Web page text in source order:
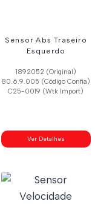
Sensor Abs Traseiro
Esquerdo
1892052 (Original)
80.6.9.005 (Código Confia)
C25-0019 (Wtk Import)
Ver Detalhes